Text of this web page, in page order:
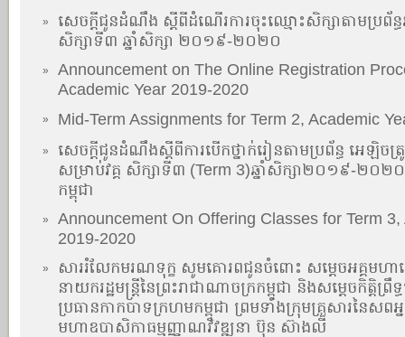
»
សេចក្តីជូនដំណឹង ស្តីពីដំណើរការចុះឈ្មោះសិក្សាតាមប្រព័ន្
សិក្សាទី៣ ឆ្នាំសិក្សា ២០១៩-២០២០
»
Announcement on The Online Registration
Academic Year 2019-2020
» Mid-Term Assignments for Term 2, Academic
»
សេចក្តីជូនដំណឹងស្តីពីការបើកថ្នាក់រៀនតាមប្រព័ន្ធ អេឡិចត្
សម្រាប់វគ្គ សិក្សាទី៣ (Term 3)ឆ្នាំសិក្សា២០១៩-២០
កម្ពុជា
»
Announcement On Offering Classes for Term 3,
2019-2020
»
សាររំលែកមរណទុក្ខ សូមគោរពជូនចំពោះ សម្តេចអគ្គមហ
នាយករដ្ឋមន្ត្រីនៃព្រះរាជាណាចក្រកម្ពុជា និងសម្តេចកិត្តិ
ប្រធានកាកបាទក្រហមកម្ពុជា ព្រមទាំងក្រុមគ្រួសារនៃសពអ្
មហាឧបាសិកាធម្មញ្ញាណវិវឌ្ឍនា ប៊ុន ស៊ាងលី